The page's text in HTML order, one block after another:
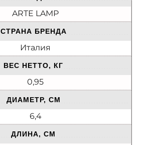
ARTE LAMP
СТРАНА БРЕНДА
Италия
ВЕС НЕТТО, КГ
0,95
ДИАМЕТР, СМ
6,4
ДЛИНА, СМ